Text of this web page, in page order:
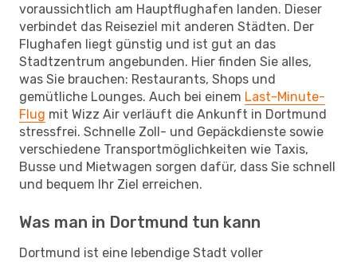
voraussichtlich am Hauptflughafen landen. Dieser
verbindet das Reiseziel mit anderen Städten. Der
Flughafen liegt günstig und ist gut an das
Stadtzentrum angebunden. Hier finden Sie alles,
was Sie brauchen: Restaurants, Shops und
gemütliche Lounges. Auch bei einem Last-Minute-
Flug mit Wizz Air verläuft die Ankunft in Dortmund
stressfrei. Schnelle Zoll- und Gepäckdienste sowie
verschiedene Transportmöglichkeiten wie Taxis,
Busse und Mietwagen sorgen dafür, dass Sie schnell
und bequem Ihr Ziel erreichen.
Was man in Dortmund tun kann
Dortmund ist eine lebendige Stadt voller